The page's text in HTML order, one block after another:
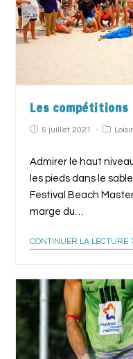
Les
5 juillet 2021 Loisir
Admirer le haut
les pieds dans le
Festival Beach
marge du…
CONTINUER LA LECTURE